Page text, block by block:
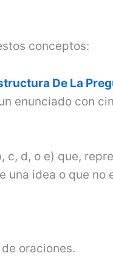
conceptos:
De La
enunciado con
d, o e) que,
una idea o que no
oraciones.